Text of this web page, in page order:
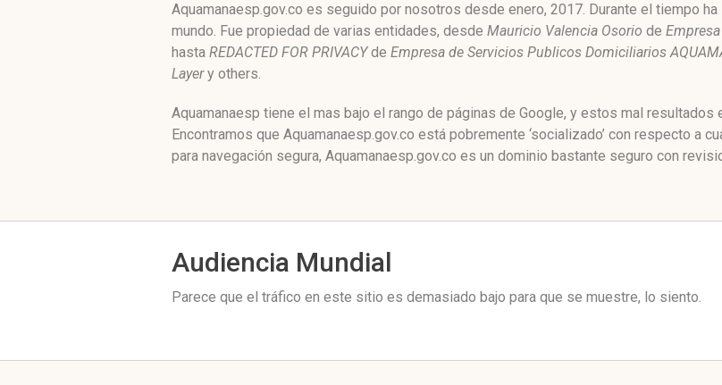
Aquamanaesp.gov.co es seguido por nosotros desde enero, 2017. Durante el tiempo
mundo. Fue propiedad de varias entidades, desde Mauricio Valencia Osorio de
hasta REDACTED FOR PRIVACYde Empresa de Servicios Publicos Domiciliarios
Layery others.
Aquamanaesp tiene el mas bajo el rango de páginas de Google, y estos mal resultados
Encontramos que Aquamanaesp.gov.co está pobremente ‘socializado’ con respecto a
para navegación segura, Aquamanaesp.gov.co es un dominio bastante seguro con
Audiencia Mundial
Parece que el tráfico en este sitio es demasiado bajo para que se muestre, lo siento.